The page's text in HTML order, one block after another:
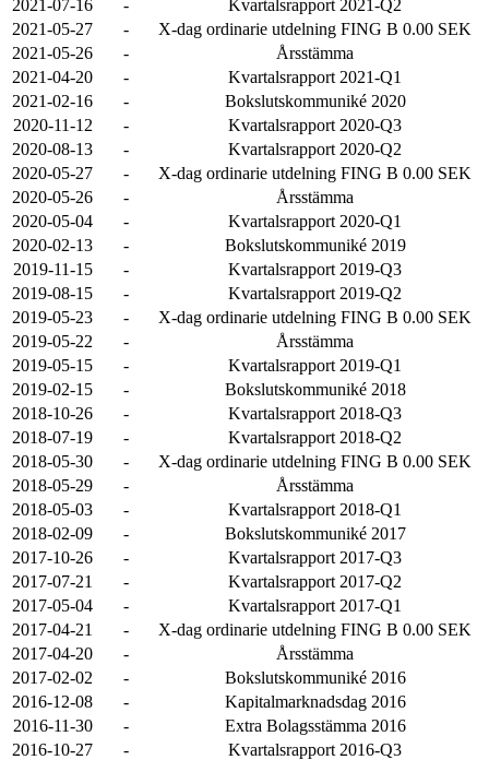
2021-07-16 -
Kvartalsrapport 2021-Q2
2021-05-27
-
X-dag ordinarie utdelning FING B 0.00 SEK
2021-05-26
-
Årsstämma
2021-04-20
-
Kvartalsrapport 2021-Q1
2021-02-16
-
Bokslutskommuniké 2020
2020-11-12
-
Kvartalsrapport 2020-Q3
2020-08-13
-
Kvartalsrapport 2020-Q2
2020-05-27
-
X-dag ordinarie utdelning FING B 0.00 SEK
2020-05-26
-
Årsstämma
2020-05-04
-
Kvartalsrapport 2020-Q1
2020-02-13
-
Bokslutskommuniké 2019
2019-11-15
-
Kvartalsrapport 2019-Q3
2019-08-15
-
Kvartalsrapport 2019-Q2
2019-05-23
-
X-dag ordinarie utdelning FING B 0.00 SEK
2019-05-22
-
Årsstämma
2019-05-15
-
Kvartalsrapport 2019-Q1
2019-02-15
-
Bokslutskommuniké 2018
2018-10-26
-
Kvartalsrapport 2018-Q3
2018-07-19
-
Kvartalsrapport 2018-Q2
2018-05-30
-
X-dag ordinarie utdelning FING B 0.00 SEK
2018-05-29
-
Årsstämma
2018-05-03
-
Kvartalsrapport 2018-Q1
2018-02-09
-
Bokslutskommuniké 2017
2017-10-26
-
Kvartalsrapport 2017-Q3
2017-07-21
-
Kvartalsrapport 2017-Q2
2017-05-04
-
Kvartalsrapport 2017-Q1
2017-04-21
-
X-dag ordinarie utdelning FING B 0.00 SEK
2017-04-20
-
Årsstämma
2017-02-02
-
Bokslutskommuniké 2016
2016-12-08
-
Kapitalmarknadsdag 2016
2016-11-30
-
Extra Bolagsstämma 2016
2016-10-27
-
Kvartalsrapport 2016-Q3